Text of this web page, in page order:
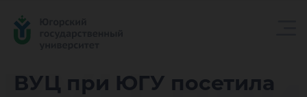
ВУЦ при ЮГУ посетила